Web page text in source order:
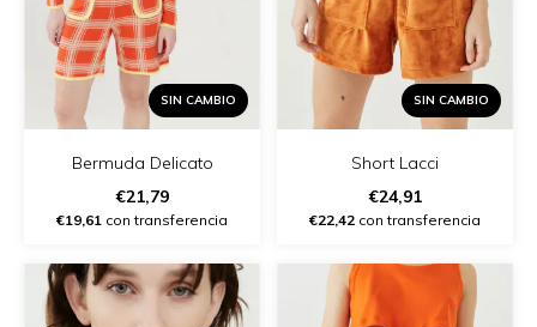
SIN CAMBIO
Bermuda Delicato
€21,79
€19,61 con transferencia
SIN CAMBIO
Short Lacci
€24,91
€22,42 con transferencia